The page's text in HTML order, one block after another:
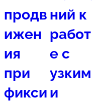
продв
ижен
ия
при
фикси
ний к
работ
е с
узким
и